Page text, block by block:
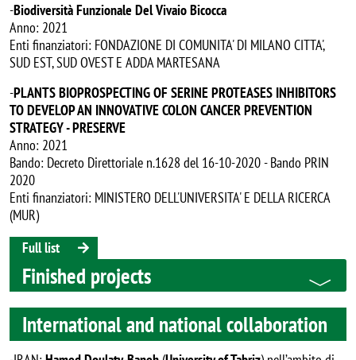
-Biodiversità Funzionale Del Vivaio Bicocca
Anno: 2021
Enti finanziatori: FONDAZIONE DI COMUNITA' DI MILANO CITTA',
SUD EST, SUD OVEST E ADDA MARTESANA
-PLANTS BIOPROSPECTING OF SERINE PROTEASES INHIBITORS
TO DEVELOP AN INNOVATIVE COLON CANCER PREVENTION
STRATEGY - PRESERVE
Anno: 2021
Bando: Decreto Direttoriale n.1628 del 16-10-2020 - Bando PRIN
2020
Enti finanziatori: MINISTERO DELL'UNIVERSITA' E DELLA RICERCA
(MUR)
Full list
Finished projects
International and national collaboration